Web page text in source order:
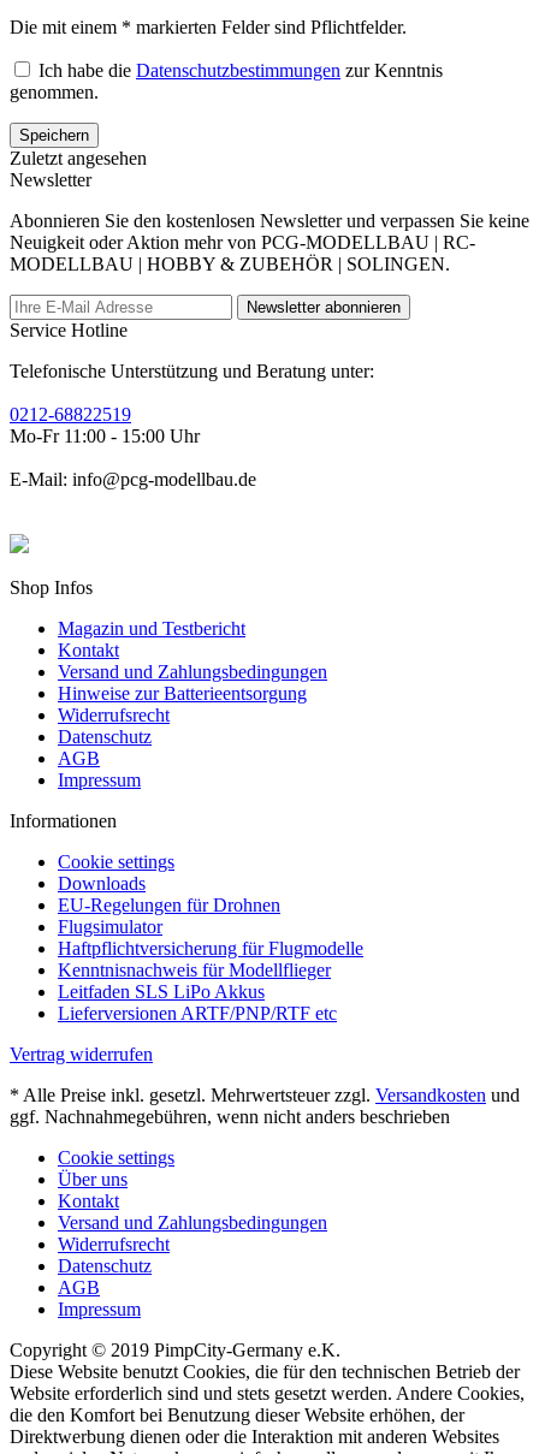
Die mit einem * markierten Felder sind Pflichtfelder.
Ich habe die Datenschutzbestimmungen zur Kenntnis
genommen.
Speichern
Zuletzt angesehen
Newsletter
Abonnieren Sie den kostenlosen Newsletter und verpassen Sie keine
Neuigkeit oder Aktion mehr von PCG-MODELLBAU | RC-
MODELLBAU | HOBBY & ZUBEHÖR | SOLINGEN.
Newsletter abonnieren
Service Hotline
Telefonische Unterstützung und Beratung unter:
0212-68822519
Mo-Fr 11:00 - 15:00 Uhr
E-Mail: info@pcg-modellbau.de
Shop Infos
Magazin und Testbericht
Kontakt
Versand und Zahlungsbedingungen
Hinweise zur Batterieentsorgung
Widerrufsrecht
Datenschutz
AGB
Impressum
Informationen
Cookie settings
Downloads
EU-Regelungen für Drohnen
Flugsimulator
Haftpflichtversicherung für Flugmodelle
Kenntnisnachweis für Modellflieger
Leitfaden SLS LiPo Akkus
Lieferversionen ARTF/PNP/RTF etc
Vertrag widerrufen
* Alle Preise inkl. gesetzl. Mehrwertsteuer zzgl. Versandkosten und
ggf. Nachnahmegebühren, wenn nicht anders beschrieben
Cookie settings
Über uns
Kontakt
Versand und Zahlungsbedingungen
Widerrufsrecht
Datenschutz
AGB
Impressum
Copyright © 2019 PimpCity-Germany e.K.
Diese Website benutzt Cookies, die für den technischen Betrieb der
Website erforderlich sind und stets gesetzt werden. Andere Cookies,
die den Komfort bei Benutzung dieser Website erhöhen, der
Direktwerbung dienen oder die Interaktion mit anderen Websites